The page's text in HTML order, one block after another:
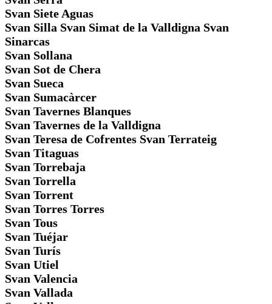
Svan Siete Aguas
Svan Silla Svan Simat de la Valldigna Svan
Sinarcas
Svan Sollana
Svan Sot de Chera
Svan Sueca
Svan Sumacàrcer
Svan Tavernes Blanques
Svan Tavernes de la Valldigna
Svan Teresa de Cofrentes Svan Terrateig
Svan Titaguas
Svan Torrebaja
Svan Torrella
Svan Torrent
Svan Torres Torres
Svan Tous
Svan Tuéjar
Svan Turís
Svan Utiel
Svan Valencia
Svan Vallada